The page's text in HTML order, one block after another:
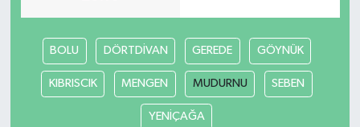
BOLU DÖRTDİVAN GEREDE GÖYNÜK
KIBRISCIK MENGEN MUDURNU SEBEN
YENİÇAĞA